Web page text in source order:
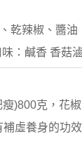
乾辣椒、醬
：鹹香 香菇
)800克，花
虛養身的功效